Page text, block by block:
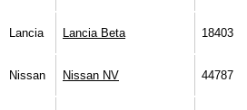
Lancia Lancia Beta 18403
Nissan Nissan NV 44787